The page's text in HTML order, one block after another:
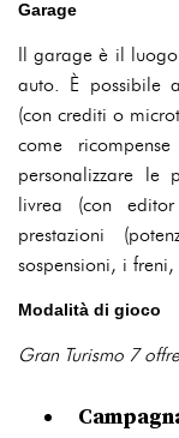
Garage
Il garage è il
auto. È possibile
(con crediti o
come
personalizzare
livrea (con
prestazioni
sospensioni, i
Modalità di gioco
Gran Turismo 7